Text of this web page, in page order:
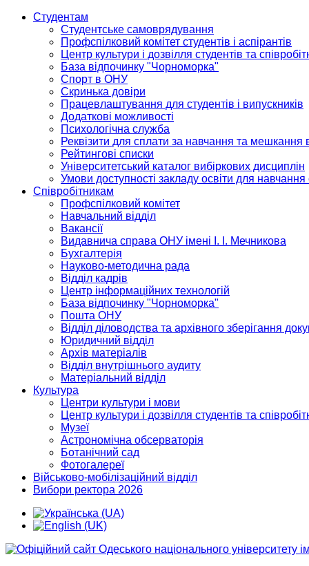
Студентам
Студентське самоврядування
Профспілковий комітет студентів і аспірантів
Центр культури і дозвілля студентів та
База відпочинку "Чорноморка"
Спорт в ОНУ
Скринька довіри
Працевлаштування для студентів і випускників
Додаткові можливості
Психологічна служба
Реквізити для сплати за навчання та мешкання
Рейтингові списки
Університетський каталог вибіркових дисциплін
Умови доступності закладу освіти для
Співробітникам
Профспілковий комітет
Навчальний відділ
Вакансії
Видавнича справа ОНУ імені І. І. Мечникова
Бухгалтерія
Науково-методична рада
Відділ кадрів
Центр інформаційних технологій
База відпочинку "Чорноморка"
Пошта ОНУ
Відділ діловодства та архівного зберігання
Юридичний відділ
Архів матеріалів
Відділ внутрішнього аудиту
Матеріальний відділ
Культура
Центри культури і мови
Центр культури і дозвілля студентів та
Музеї
Астрономічна обсерваторія
Ботанічний сад
Фотогалереї
Військово-мобілізаційний відділ
Вибори ректора 2026